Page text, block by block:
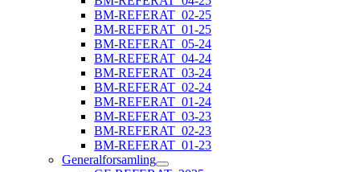
BM-REFERAT_02-25
BM-REFERAT_01-25
BM-REFERAT_05-24
BM-REFERAT_04-24
BM-REFERAT_03-24
BM-REFERAT_02-24
BM-REFERAT_01-24
BM-REFERAT_03-23
BM-REFERAT_02-23
BM-REFERAT_01-23
Generalforsamling